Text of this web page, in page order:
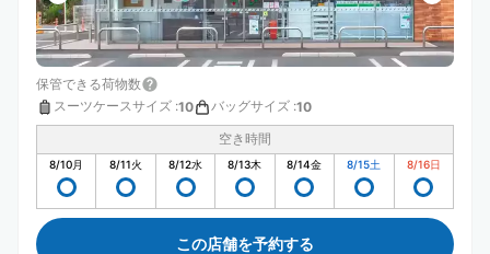
保管できる荷物数
スーツケースサイズ :10 バッグサイズ :10
空き時間
8/10月 8/11火 8/12水 8/13木 8/14金 8/15土 8/16日
この店舗を予約する